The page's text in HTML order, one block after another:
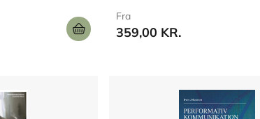
Fra
359,00 KR.